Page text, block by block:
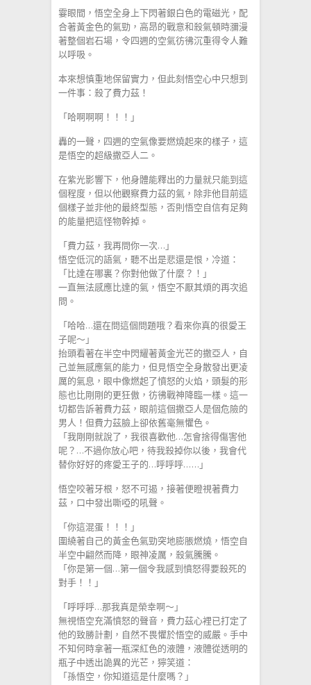
霎眼間，悟空全身上下閃著銀白色的電磁光，配
合著黃金色的氣勁，高昂的戰意和殺氣頓時瀰漫
著整個岩石場，令四週的空氣彷彿沉重得令人難
以呼吸。
本來想慎重地保留實力，但此刻悟空心中只想到
一件事：殺了費力茲！
「哈啊啊啊！！！」
轟的一聲，四週的空氣像要燃燒起來的樣子，這
是悟空的超級撒亞人二。
在紫光影響下，他身體能釋出的力量就只能到這
個程度，但以他觀察費力茲的氣，除非他目前這
個樣子並非他的最終型態，否則悟空自信有足夠
的能量把這怪物幹掉。
「費力茲，我再問你一次…」
悟空低沉的語氣，聽不出是悲還是恨，冷道：
「比達在哪裏？你對他做了什麼？！」
一直無法感應比達的氣，悟空不厭其煩的再次追
問。
「哈哈…還在問這個問題哦？看來你真的很愛王
子呢～」
抬頭看著在半空中閃耀著黃金光芒的撒亞人，自
己並無感應氣的能力，但見悟空全身散發出更凌
厲的氣息，眼中像燃起了憤怒的火焰，頭髮的形
態也比剛剛的更狂傲，彷彿戰神降臨一樣。這一
切都告訴著費力茲，眼前這個撒亞人是個危險的
男人！但費力茲臉上卻依舊毫無懼色。
「我剛剛就說了，我很喜歡他…怎會捨得傷害他
呢？…不過你放心吧，待我殺掉你以後，我會代
替你好好的疼愛王子的…呼呼呼……」
悟空咬著牙根，怒不可遏，接著便瞪視著費力
茲，口中發出嘶啞的吼聲。
「你這混蛋！！！」
圍繞著自己的黃金色氣勁突地膨脹燃燒，悟空自
半空中翩然而降，眼神凌厲，殺氣騰騰。
「你是第一個…第一個令我感到憤怒得要殺死的
對手！！」
「呼呼呼…那我真是榮幸啊～」
無視悟空充滿憤怒的聲音，費力茲心裡已打定了
他的致勝計劃，自然不畏懼於悟空的威嚴。手中
不知何時拿著一瓶深紅色的液體，液體從透明的
瓶子中透出詭異的光芒，獰笑道：
「孫悟空，你知道這是什麼嗎？」